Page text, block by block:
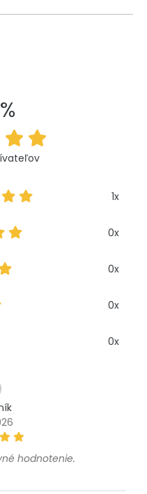
1x
0x
0x
0x
0x
hodnotenie.